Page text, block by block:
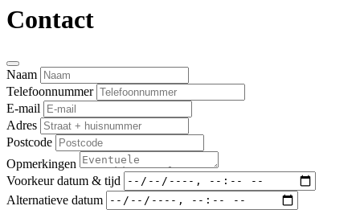
Contact
Naam
Telefoonnummer
E-mail
Adres
Postcode
Opmerkingen
Voorkeur datum & tijd
Alternatieve datum